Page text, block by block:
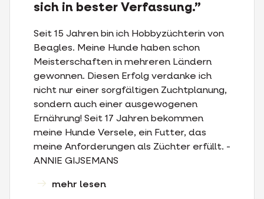
sich in bester Verfassung.”
Seit 15 Jahren bin ich Hobbyzüchterin von
Beagles. Meine Hunde haben schon
Meisterschaften in mehreren Ländern
gewonnen. Diesen Erfolg verdanke ich
nicht nur einer sorgfältigen Zuchtplanung,
sondern auch einer ausgewogenen
Ernährung! Seit 17 Jahren bekommen
meine Hunde Versele, ein Futter, das
meine Anforderungen als Züchter erfüllt. -
ANNIE GIJSEMANS
mehr lesen